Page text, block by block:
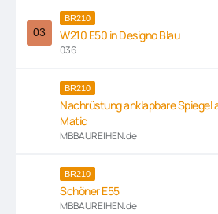
BR210
W210 E50 in Designo Blau
036
BR210
Nachrüstung anklapbare Spiegel
Matic
MBBAUREIHEN.de
BR210
Schöner E55
MBBAUREIHEN.de